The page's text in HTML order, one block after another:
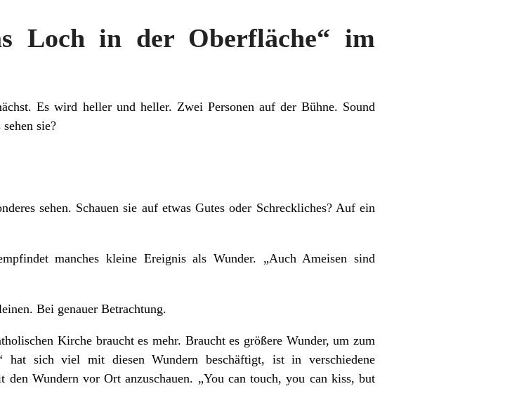
Loch in der Oberfläche“ im
Es wird heller und heller. Zwei Personen auf der Bühne. Sound
sie?
sehen. Schauen sie auf etwas Gutes oder Schreckliches? Auf ein
manches kleine Ereignis als Wunder. „Auch Ameisen sind
Bei genauer Betrachtung.
Kirche braucht es mehr. Braucht es größere Wunder, um zum
sich viel mit diesen Wundern beschäftigt, ist in verschiedene
Wundern vor Ort anzuschauen. „You can touch, you can kiss, but